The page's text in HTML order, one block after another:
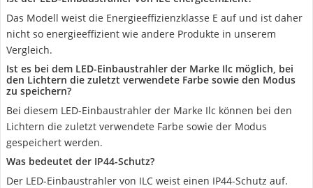
Das Modell weist die Energieeffizienzklasse E auf und ist daher
nicht so energieeffizient wie andere Produkte in unserem
Vergleich.
Ist es bei dem LED-Einbaustrahler der Marke Ilc möglich, bei
den Lichtern die zuletzt verwendete Farbe sowie den Modus
zu speichern?
Bei diesem LED-Einbaustrahler der Marke Ilc können bei den
Lichtern die zuletzt verwendete Farbe sowie der Modus
gespeichert werden.
Was bedeutet der IP44-Schutz?
Der LED-Einbaustrahler von ILC weist einen IP44-Schutz auf.